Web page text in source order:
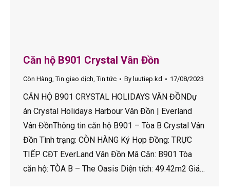
Căn hộ B901 Crystal Vân Đồn
Còn Hàng,Tin giao dịch,Tin tức By luutiep.kd 17/08/2023
CĂN HỘ B901 CRYSTAL HOLIDAYS VÂN ĐỒNDự
án Crystal Holidays Harbour Vân Đồn | Everland
Vân ĐồnThông tin căn hộ B901 – Tòa B Crystal Vân
Đồn Tình trạng: CÒN HÀNG Ký Hợp Đồng: TRỰC
TIẾP CĐT EverLand Vân Đồn Mã Căn: B901 Tòa
căn hộ: TÒA B – The Oasis Diện tích: 49.42m2 Giá…